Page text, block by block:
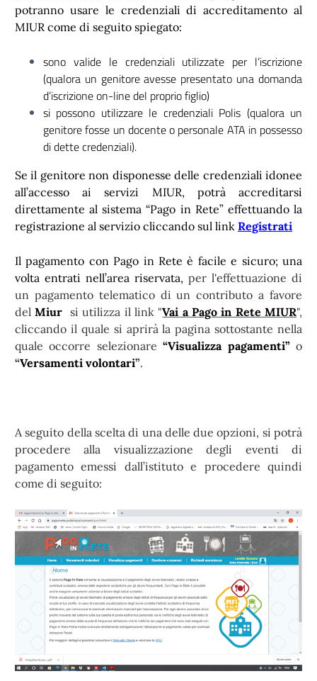
potranno usare le credenziali di accreditamento al
MIUR come di seguito spiegato:
sono valide le credenziali utilizzate per l’iscrizione
(qualora un genitore avesse presentato una domanda
d’iscrizione on-line del proprio figlio)
si possono utilizzare le credenziali Polis (qualora un
genitore fosse un docente o personale ATA in possesso
di dette credenziali).
Se il genitore non disponesse delle credenziali idonee
all’accesso ai servizi MIUR, potrà accreditarsi
direttamente al sistema “Pago in Rete” effettuando la
registrazione al servizio cliccando sul link Registrati
Il pagamento con Pago in Rete è facile e sicuro; una
volta entrati nell’area riservata, per l'effettuazione di
un pagamento telematico di un contributo a favore
delMiur si utilizza il link "Vai a Pago in Rete MIUR",
cliccando il quale si aprirà la pagina sottostante nella
quale occorre selezionare“Visualizza pagamenti” o
“Versamenti volontari”.
A seguito della scelta di una delle due opzioni, si potrà
procedere alla visualizzazione degli eventi di
pagamento emessi dall’istituto e procedere quindi
come di seguito: